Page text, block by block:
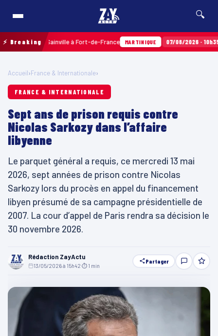
🔍
⚡ Breaking
Terres Sainville à Fort-de-France MARTINIQUE 07/08/2026 · 10h35
Accueil›France & Internationale›
FRANCE & INTERNATIONALE
Sept ans de prison requis contre
Nicolas Sarkozy dans l’affaire
libyenne
Le parquet général a requis, ce mercredi 13 mai
2026, sept années de prison contre Nicolas
Sarkozy lors du procès en appel du financement
libyen présumé de sa campagne présidentielle de
2007. La cour d’appel de Paris rendra sa décision le
30 novembre 2026.
Rédaction ZayActu
13/05/2026 à 15h42 ⏱ 1 min
Partager